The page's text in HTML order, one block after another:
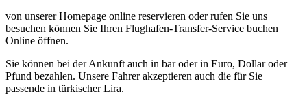
von unserer Homepage online reservieren oder rufen Sie uns
besuchen können Sie Ihren Flughafen-Transfer-Service buchen
Online öffnen.
Sie können bei der Ankunft auch in bar oder in Euro, Dollar oder
Pfund bezahlen. Unsere Fahrer akzeptieren auch die für Sie
passende in türkischer Lira.